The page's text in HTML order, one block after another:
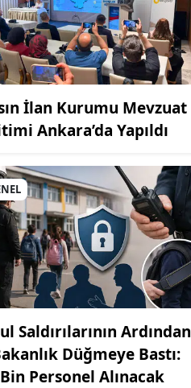
MUHABİR: Elife Karaarslan
İlan Kurumu Mevzuat
Ankara’da Yapıldı
Saldırılarının Ardından
Düğmeye Bastı:
Personel Alınacak